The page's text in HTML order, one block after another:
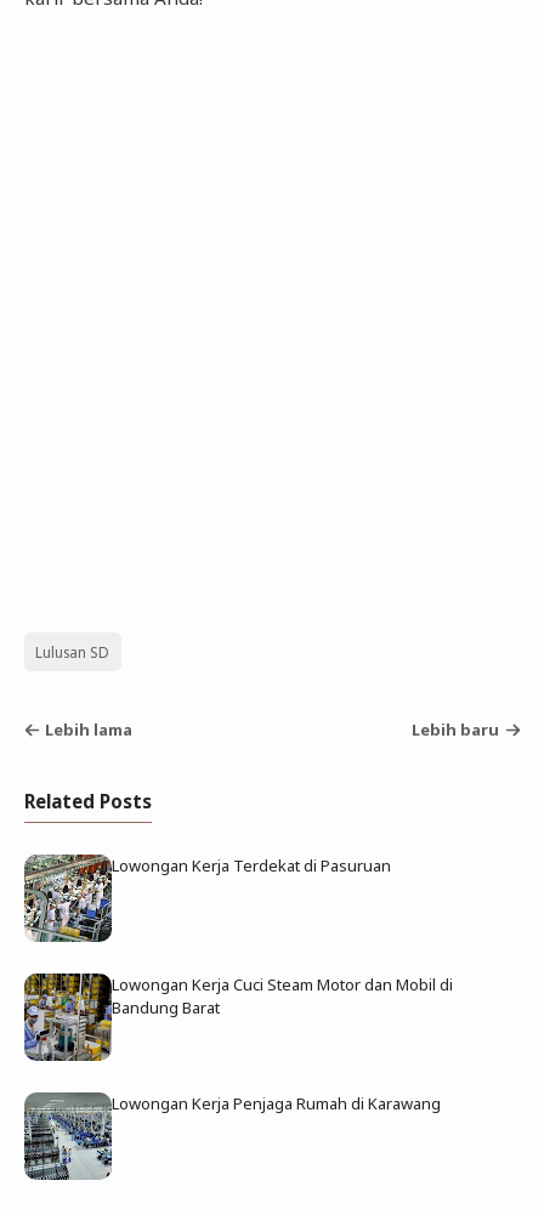
Lulusan SD
Lebih lama Lebih baru
Related Posts
Lowongan Kerja Terdekat di Pasuruan
Lowongan Kerja Cuci Steam Motor dan Mobil di
Bandung Barat
Lowongan Kerja Penjaga Rumah di Karawang